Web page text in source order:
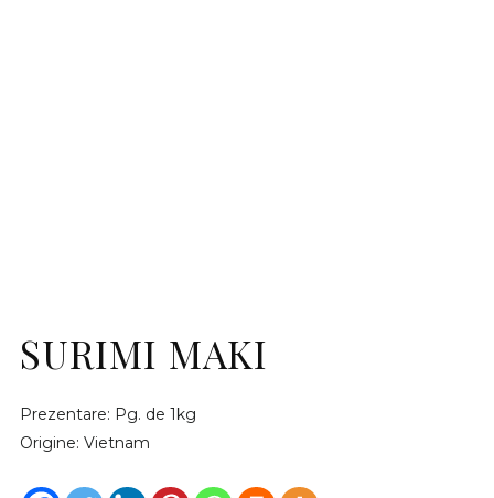
SURIMI MAKI
Prezentare: Pg. de 1kg
Origine: Vietnam